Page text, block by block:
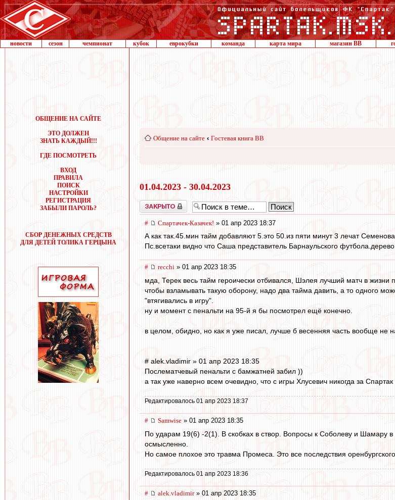
новости сезон чемпионат кубок еврокубки команда карта мира магазин ВВ
ОБЩЕНИЕ НА САЙТЕ
ЭТО ДОЛЖЕН
ЗНАТЬ КАЖДЫЙ!!!
ГДЕ ПОСМОТРЕТЬ
ВХОД
ПРАВИЛА
ПОИСК
НАСТРОЙКИ
РЕГИСТРАЦИЯ
ЗАБЫЛИ ПАРОЛЬ?
СБОР ДЕНЕЖНЫХ СРЕДСТВ
ДЛЯ ДЕТЕЙ ТОЛИКА ГЕРЦЫНА
Общение на сайте ‹ Гостевая книга ВВ
01.04.2023 - 30.04.2023
Закрыто
# Спартачек-Казачек! » 01 апр 2023 18:37
А как так.45.мин тайм добавляют 5.это 50.из пяти минут 3 лечат
Пс.всетаки видно что Саша представитель Барнаульского
# recchi » 01 апр 2023 18:35
мда, Терек весь тайм героически отбивался, Шэлея лучший матч в жизни
чтобы взламывать такую оборону, надо два тайма давить, а то одного
"втягивались в игру".
ну и момент с пенальти на 95-й я бы посмотрел ещё конечно.
в целом, обидно, но как я уже писал, лучше б весенняя часть вообще не
# alek.vladimir » 01 апр 2023 18:35
Послематчевый пенальти с бамжатней забил ))
а так уже наверно всем очевидно, что с игры Хлусевич никогда за Спартак
Редактировалось 01 апр 2023 18:37
# Samwise » 01 апр 2023 18:35
По ударам 19(6) -2(1). В скобках в створ. Вопросы к Соболеву и Шамару
осмысленно.
Но самое плохое это травма Промеса. Это все последствия
Редактировалось 01 апр 2023 18:36
# alek.vladimir» 01 апр 2023 18:35